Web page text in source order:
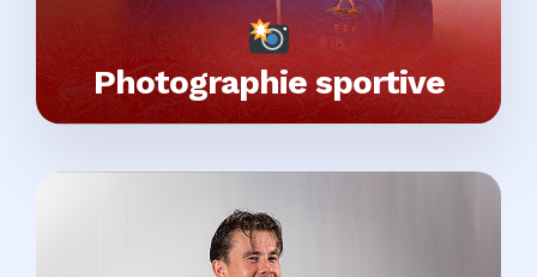
Photographie sportive